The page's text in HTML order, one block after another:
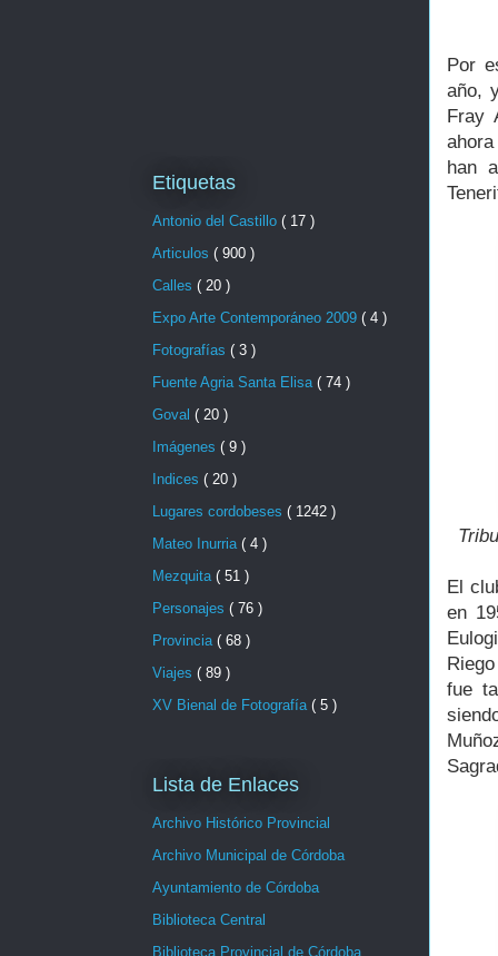
Por
año,
Fray
han
El
en
fue
Etiquetas
Antonio del Castillo ( 17 )
Articulos ( 900 )
Calles ( 20 )
Expo Arte Contemporáneo 2009 ( 4 )
Fotografías ( 3 )
Fuente Agria Santa Elisa ( 74 )
Goval ( 20 )
Imágenes ( 9 )
Indices ( 20 )
Lugares cordobeses ( 1242 )
Mateo Inurria ( 4 )
Mezquita ( 51 )
Personajes ( 76 )
Provincia ( 68 )
Viajes ( 89 )
XV Bienal de Fotografía ( 5 )
Lista de Enlaces
Archivo Histórico Provincial
Archivo Municipal de Córdoba
Ayuntamiento de Córdoba
Biblioteca Central
Biblioteca Provincial de Córdoba